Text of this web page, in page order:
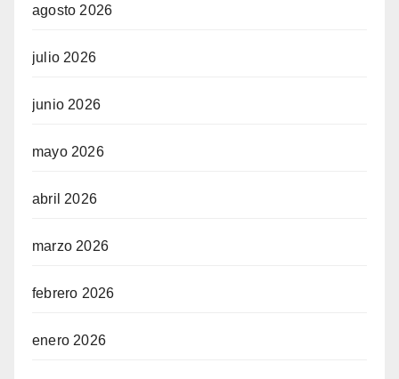
agosto 2026
julio 2026
junio 2026
mayo 2026
abril 2026
marzo 2026
febrero 2026
enero 2026